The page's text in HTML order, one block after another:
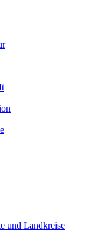
und Landkreise